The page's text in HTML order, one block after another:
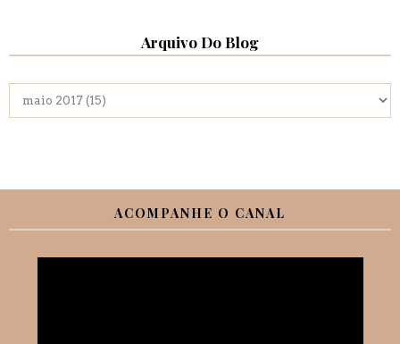
Arquivo Do Blog
ACOMPANHE O CANAL